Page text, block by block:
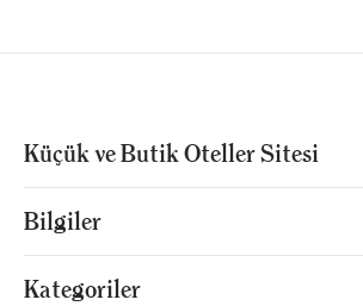
Küçük ve Butik Oteller Sitesi
Bilgiler
Kategoriler